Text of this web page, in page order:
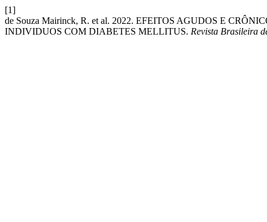
[1]
de Souza Mairinck, R. et al. 2022. EFEITOS AGUDOS E
INDIVIDUOS COM DIABETES MELLITUS. Revista Brasileira